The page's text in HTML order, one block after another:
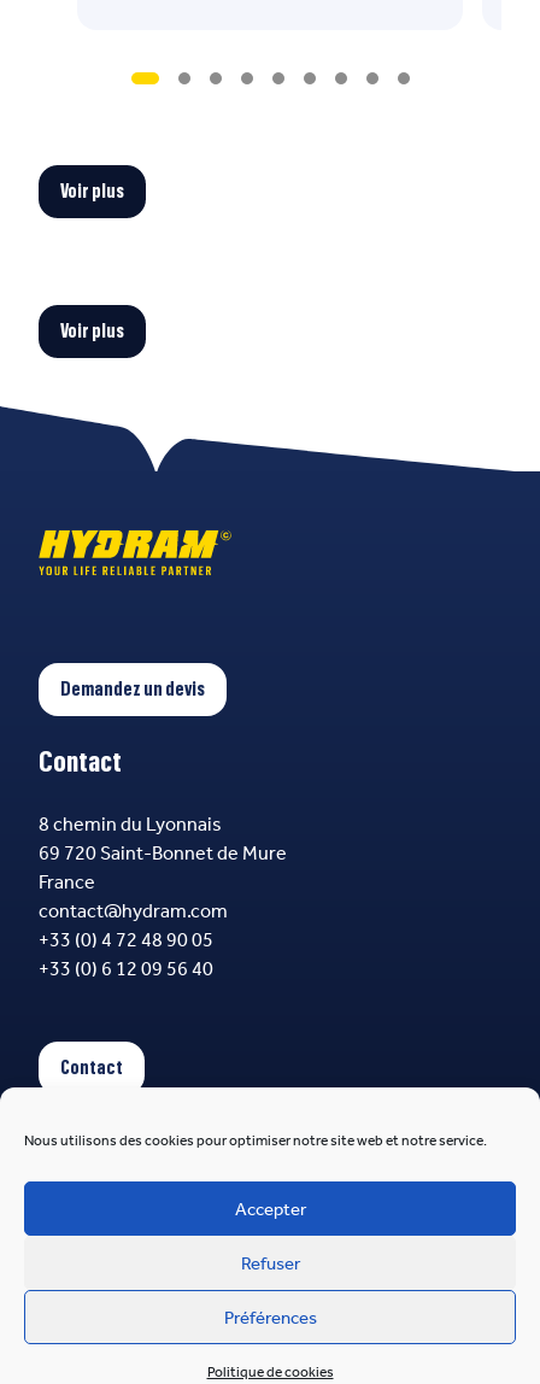
Nous utilisons des cookies pour optimiser notre site web et notre service.
Accepter
Refuser
Préférences
Politique de cookies
Voir plus
Voir plus
Demandez un devis
Contact
8 chemin du Lyonnais
69 720 Saint-Bonnet de Mure
France
contact@hydram.com
+33 (0) 4 72 48 90 05
+33 (0) 6 12 09 56 40
Contact